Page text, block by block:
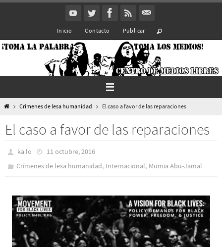
Inicio Contacto Publicar
InicioCrímenes de lesa humanidad El caso a favor de las reparaciones
El caso a favor de las reparaciones
ka lo
11 octubre, 2016
Crímenes de lesa humanidad, Internacional, Mumia Abu-Jamal